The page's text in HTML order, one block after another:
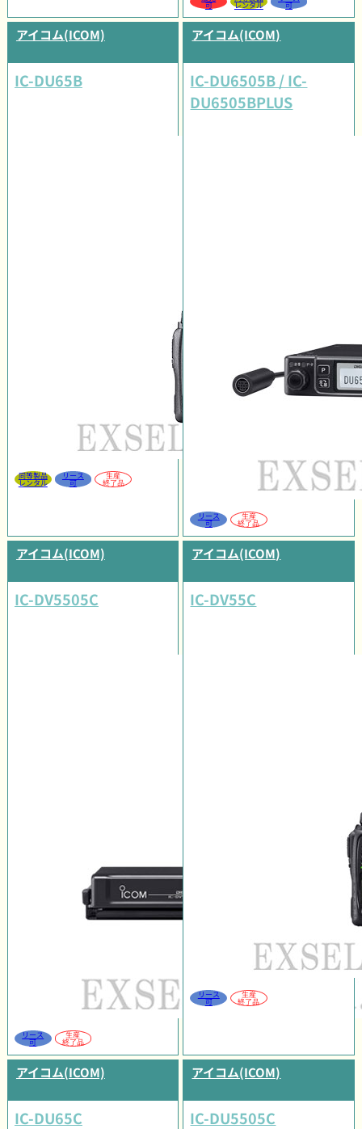
可 レンタル 可
アイコム(ICOM)
IC-DU65B
同等製品
レンタル
リース
可
生産
終了品
アイコム(ICOM)
IC-DU6505B / IC-
DU6505BPLUS
リース
可
生産
終了品
アイコム(ICOM)
IC-DV5505C
リース
可
生産
終了品
アイコム(ICOM)
IC-DV55C
リース
可
生産
終了品
アイコム(ICOM)
IC-DU65C
アイコム(ICOM)
IC-DU5505C